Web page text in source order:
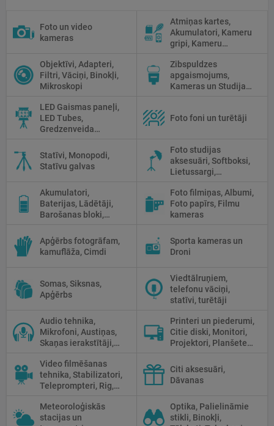
Foto un video
kameras
Atmiņas kartes,
Akumulatori, Kameru
gripi, Kameru
tīrīšanai
Objektīvi, Adapteri,
Filtri, Vāciņi, Binokļi,
Mikroskopi
Zibspuldzes
apgaismojums,
Kameras un Studijas
LED Gaismas paneļi,
LED Tubes,
Gredzenveida
Prožektori,
Fluorescējošās,
Halogānās
Foto foni un turētāji
Statīvi, Monopodi,
Statīvu galvas
Foto studijas
aksesuāri, Softboksi,
Lietussargi,
Priekšmetu galdi
Akumulatori,
Baterijas, Lādētāji,
Barošanas bloki,
Foto filmiņas, Albumi,
Foto papīrs, Filmu
kameras
Apģērbs fotogrāfam,
kamuflāža, Cimdi
Sporta kameras un
Droni
Somas, Siksnas,
Apģērbs
Viedtālruņiem,
telefonu vāciņi,
statīvi, turētāji
Audio tehnika,
Mikrofoni, Austiņas,
Skaņas ierakstītāji,
Printeri un piederumi,
Citie diski, Monitori,
Projektori, Planšetes,
Video filmēšanas
tehnika, Stabilizatori,
Teleprompteri, Rig,
Citi aksesuāri,
Dāvanas
Meteoroloģiskās
stacijas un
Optika, Palielināmie
stikli, Binokļi,